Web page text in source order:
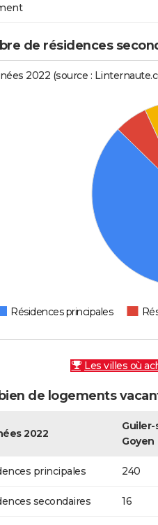
de résidences
2022 (source :
Résidences principales
Les villes où
de logements
2022
Guiler-
Goyen
principales 240
secondaires 16